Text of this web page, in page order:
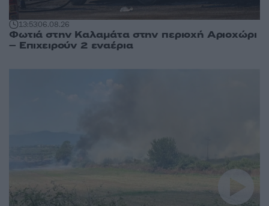
13:5306.08.26
Φωτιά στην Καλαμάτα στην περιοχή Αριοχώρι
– Επιχειρούν 2 εναέρια